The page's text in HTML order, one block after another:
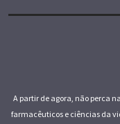
A partir de agora, não perca
farmacêuticos e ciências da